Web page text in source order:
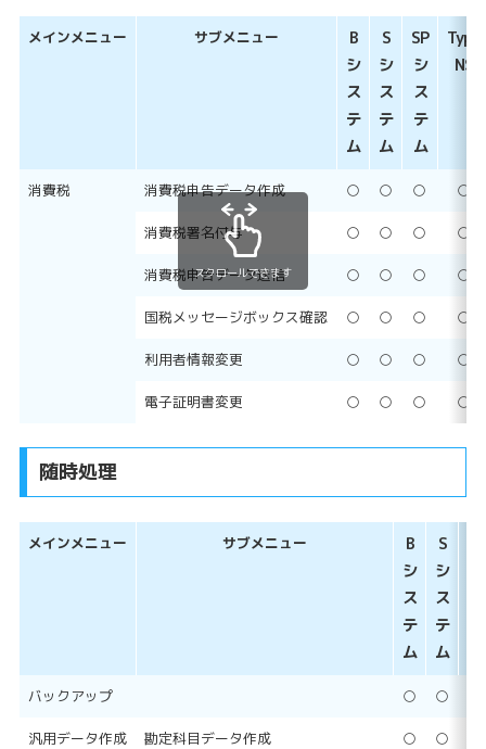
メインメニュー サブメニュー
B
シ
ス
テ
ム
S
シ
ス
テ
ム
SP
シ
ス
テ
ム
Type
NS
消費税 消費税申告データ作成 ○ ○ ○ ○
消費税署名付与 ○ ○ ○ ○
消費税申告データ送信 ○ ○ ○ ○
国税メッセージボックス確認 ○ ○ ○ ○
利用者情報変更 ○ ○ ○ ○
電子証明書変更 ○ ○ ○ ○
スクロールできます
随時処理
メインメニュー サブメニュー
B
シ
ス
テ
ム
S
シ
ス
テ
ム
バックアップ ○ ○
汎用データ作成 勘定科目データ作成 ○ ○